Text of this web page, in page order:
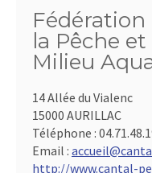
la Pêche
Milieu
14 Allée du Vialenc
15000 AURILLAC
Téléphone :
Email :
http://www.cantal-